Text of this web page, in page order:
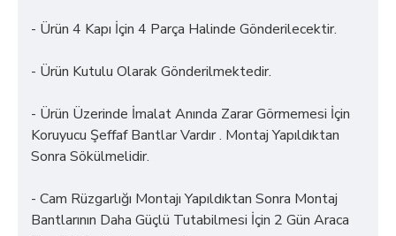
- Ürün 4 Kapı İçin 4 Parça Halinde Gönderilecektir.
- Ürün Kutulu Olarak Gönderilmektedir.
- Ürün Üzerinde İmalat Anında Zarar Görmemesi İçin
Koruyucu Şeffaf Bantlar Vardır . Montaj Yapıldıktan
Sonra Sökülmelidir.
- Cam Rüzgarlığı Montajı Yapıldıktan Sonra Montaj
Bantlarının Daha Güçlü Tutabilmesi İçin 2 Gün Araca